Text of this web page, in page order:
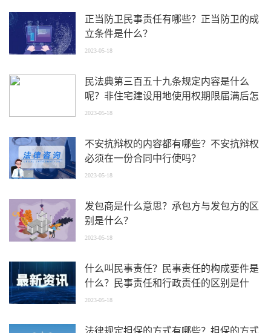
正当防卫民事责任有哪些？正当防卫的成
立条件是什么？
2023-05-18
民法典第三百五十九条规定内容是什么
呢？非住宅建设用地使用权期限届满后怎
么续期？
2023-05-18
不安抗辩权的内容都有哪些？不安抗辩权
必须在一份合同中行使吗？
2023-05-18
发包商是什么意思？承包方与发包方的区
别是什么？
2023-05-18
什么叫民事责任？民事责任的构成要件是
什么？民事责任和行政责任的区别是什
么？
2023-05-18
法律规定担保的方式有哪些？担保的方式